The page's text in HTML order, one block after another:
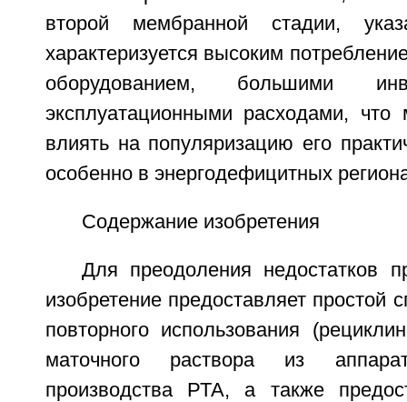
второй мембранной стадии,
характеризуется высоким
оборудованием, большими
эксплуатационными расходами, что
влиять на популяризацию его
особенно в энергодефицитных
Содержание изобретения
Для преодоления недостатков
изобретение предоставляет простой
повторного использования
маточного раствора из
производства РТА, а также